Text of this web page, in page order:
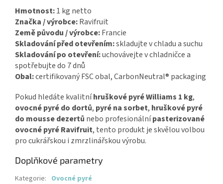
Hmotnost:1 kg netto
Značka / výrobce:Ravifruit
Země původu / výrobce:Francie
Skladování před otevřením:skladujte v chladu a suchu
Skladování po otevření:uchovávejte v chladničce a
spotřebujte do 7 dnů
Obal:certifikovaný FSC obal, CarbonNeutral® packaging
Pokud hledáte kvalitníhruškové pyré Williams 1 kg,
ovocné pyré do dortů, pyré na sorbet, hruškové pyré
do mousse dezertů nebo profesionálnípasterizované
ovocné pyré Ravifruit, tento produkt je skvělou volbou
pro cukrářskou i zmrzlinářskou výrobu.
Doplňkové parametry
Kategorie: Ovocné pyré